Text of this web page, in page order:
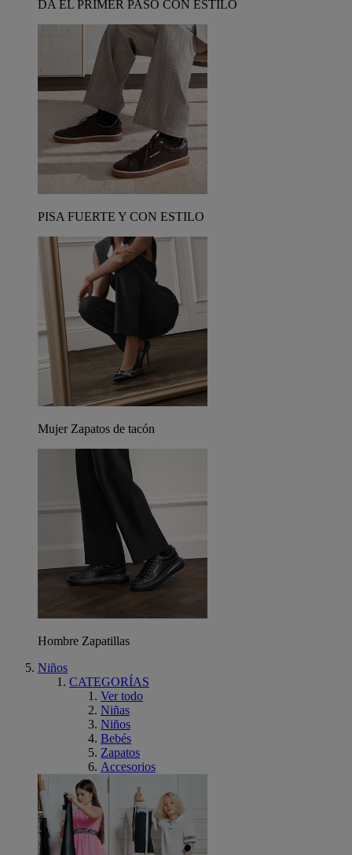
DA EL PRIMER PASO CON ESTILO
PISA FUERTE Y CON ESTILO
Mujer Zapatos de tacón
Hombre Zapatillas
Niños
CATEGORÍAS
Ver todo
Niñas
Niños
Bebés
Zapatos
Accesorios